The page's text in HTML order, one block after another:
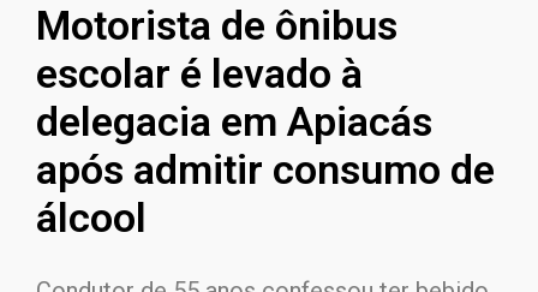
Motorista de ônibus
escolar é levado à
delegacia em Apiacás
após admitir consumo de
álcool